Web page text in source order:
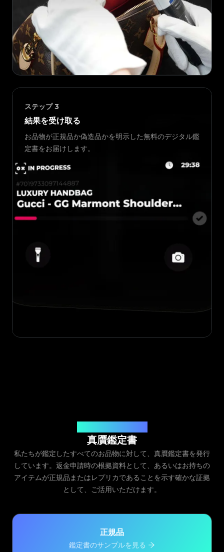
ステップ 3
結果を受け取る
お品物が正規品か偽造品かを明示した無料のデジタル鑑
定書をお届けします。
真贋鑑定書
私たちが鑑定したすべてのお品物に対して、真贋鑑定書を発行
しています。返金申請時の根拠資料として、あるいはお持ちの
アイテムが正規品またはレプリカであることを示す確かな証拠
として、ご活用いただけます。
正規品
鑑定書のサンプルを見る